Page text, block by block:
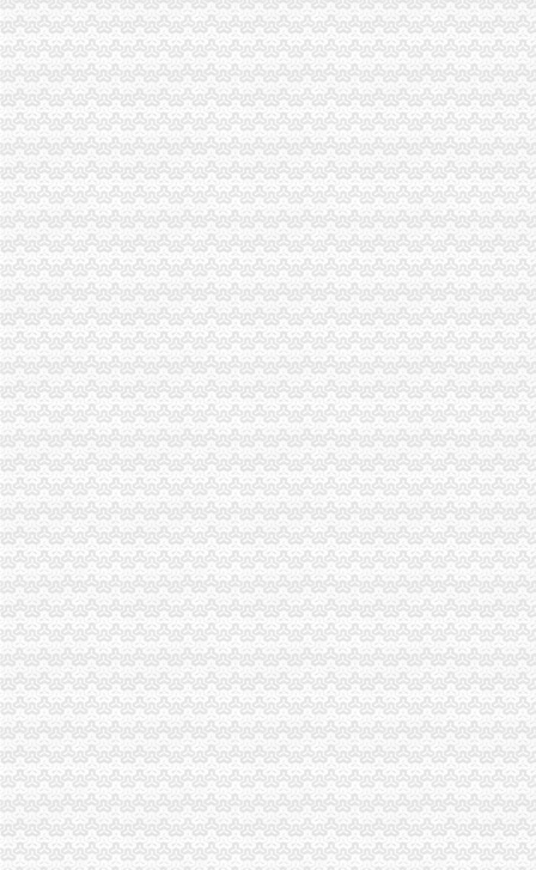
沪培训班借名校招牌蒙人至少有40家冒牌培训班
信息广告__都市_温商网
童家桥办税务登记证
【重庆税务登记证审核】_重庆列表网
已开店,想办税务登记证询问需要那些手续-淮安市地方税务局-淮网-
合伙制企业办理税务登记证是否缴纳印花税？-高顿网校
办税务登记证需要哪些手续【阿拉善吧】_百度贴吧
栖霞建设_招股说明书
双碑办税务登记证
石家庄新华区办理税务登记证的材料和步骤-爱喇叭网
在东莞开奶茶店,需要办理哪营业执照和卫生许可证还有税务登记证吗
四川路桥：发行股份购买资产暨关联交易报告书摘要_四川路桥（
供应哪些公司需办税务登记证？番禺分公司注册代理_番禺公司注册_
新办企业无须申领税务登记证-滚动热点-21CN.COM
三峡广场办税务登记证
重庆市沙坪坝区妇幼保健院手术室用吊塔_中国招标网_重庆市招标
重庆一般纳税人申请：沙坪坝代办三峡广场营业执照所需要的资料-重
永泰能源公开发行2016年公司券募集说明书（第三期）（面向合格投
6月13日莆田市涵江区人民发展服务中心涵购2014[020号]教普仪器
重庆市沙坪坝区妇幼保健院检验科实验家具、供应室家具竞争谈判采
青木关办税务登记证
LT
【镇江上元教育会计培训】遗失税务登记证对企业经营影响大--镇江上
日以内,持有关证件,向税务机关申报办理税务登记。
摸金人（全集）_起点中文网_小说下载
“不生税”是否属于制多生_经济论坛_论坛_天涯社区
井口办税务登记证
《三晋都市报驻地派记者在行动》高考在即,考生好办否?
赫章县财税制度
河南桐柏无证企业采铁矿执法人员被殴昏_中国经济网——国家经
洛居业房地产开发有限公司（以下简称居业公司）因与被申请人新安
河南桐柏无证企业采铁矿执法人员被殴昏_新闻_腾讯网
歌乐山办税务登记证
重庆澳新材料股份有限公司法律意见书_澳新材（）_公告
市民大厅信息大全_平台事件_互金知识_网贷之家